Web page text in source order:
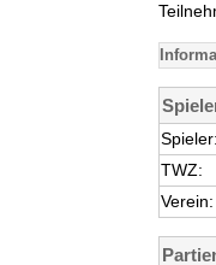
Spieler:
TWZ:
Verein: